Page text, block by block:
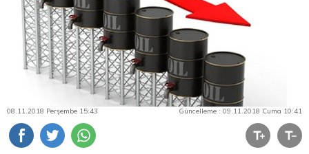
08.11.2018 Perşembe 15:43 Güncelleme : 09.11.2018 Cuma 10:41